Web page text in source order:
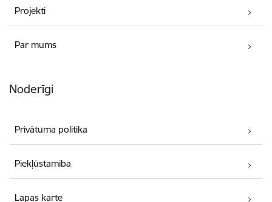
Projekti
Par mums
Noderīgi
Privātuma politika
Piekļūstamība
Lapas karte